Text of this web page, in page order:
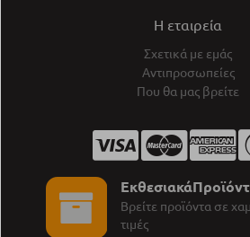
Η εταιρεία
Σχετικά με εμάς
Αντιπροσωπείες
Που θα μας βρείτε
Βρείτε προϊόντα σε
τιμές